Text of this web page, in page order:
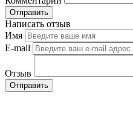
Отправить
Написать отзыв
Имя
E-mail
Отзыв
Отправить